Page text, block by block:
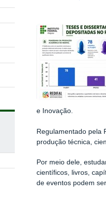
e Inovação.
Regulamentado pela
produção técnica,
Por meio dele,
científicos, livros,
de eventos podem